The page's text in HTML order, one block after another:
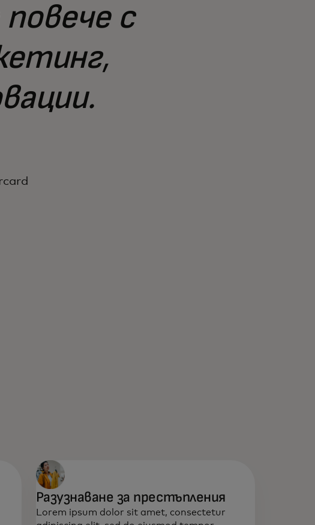
с
Разузнаване за престъпления
Lorem ipsum dolor sit amet, consectetur